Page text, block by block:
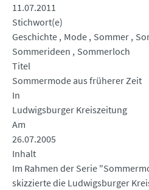
11.07.2011
Stichwort(e)
Geschichte Mode Sommer
Sommerideen
Sommerloch
Titel
Sommermode aus früherer Zeit
In
Ludwigsburger Kreiszeitung
Am
26.07.2005
Inhalt
Im Rahmen der Serie
skizzierte die Ludwigsburger